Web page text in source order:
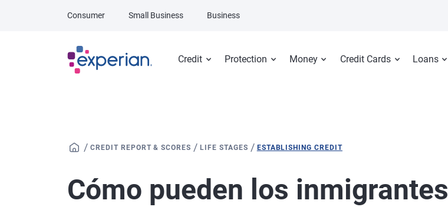
Credit Protection Money Credit Cards Loans
Consumer Small Business Business
/ CREDIT REPORT & SCORES /LIFE STAGES / ESTABLISHING CREDIT
Cómo pueden los inmigrantes